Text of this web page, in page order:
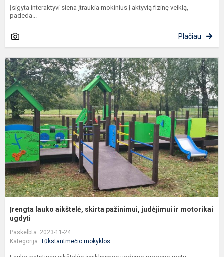
Įsigyta interaktyvi siena įtraukia mokinius į aktyvią fizinę veiklą,
padeda...
Plačiau
Įrengta lauko aikštelė, skirta pažinimui, judėjimui ir motorikai
ugdyti
Paskelbta: 2023-11-24
Kategorija: Tūkstantmečio mokyklos